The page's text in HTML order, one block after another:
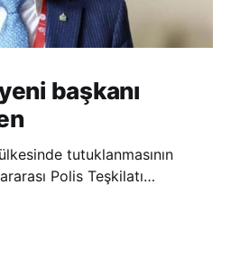
başkanı
tutuklanmasının
Polis Teşkilatı